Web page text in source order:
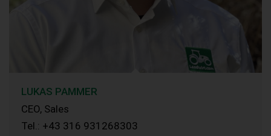
LUKAS PAMMER
CEO, Sales
Tel.: +43 316 931268303